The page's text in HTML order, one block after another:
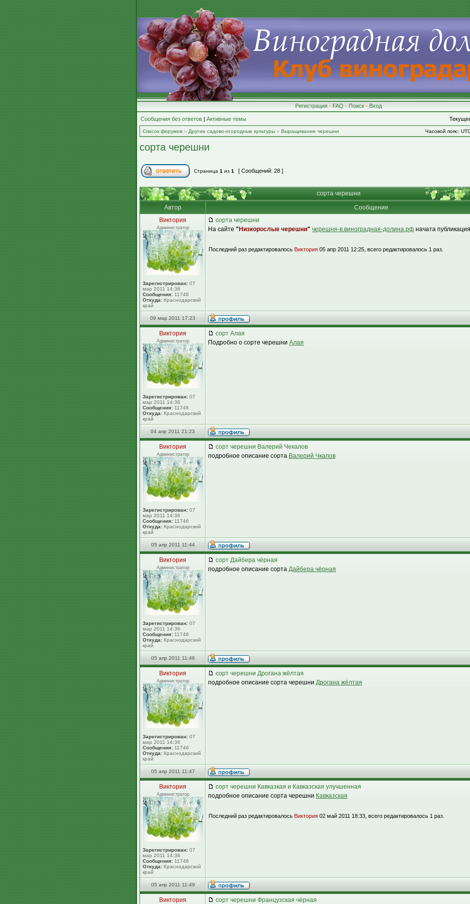
Регистрация • FAQ • Поиск • Вход
Сообщения без ответов | Активные темы
Список форумов » Другие садово-огородные культуры » Выращивание черешни Часовой пояс:
сорта черешни
Страница 1 из 1 [ Сообщений: 28 ]
сорта черешни
Автор
Сообщение
Виктория
Администратор
Зарегистрирован: 07
мар 2011 14:36
Сообщения: 11746
Откуда: Краснодарский
край
сорта черешни
На сайте " Низкорослые черешни" черешня-в.виноградная-долина.рф начата
Последний раз редактировалось Виктория 05 апр 2011 12:25, всего редактировалось 1 раз.
09 мар 2011 17:23
Виктория
Администратор
Зарегистрирован: 07
мар 2011 14:36
Сообщения: 11746
Откуда: Краснодарский
край
сорт Алая
Подробно о сорте черешни Алая
04 апр 2011 21:23
Виктория
Администратор
Зарегистрирован: 07
мар 2011 14:36
Сообщения: 11746
Откуда: Краснодарский
край
сорт черешни Валерий Чекалов
подробное описание сорта Валерий Чкалов
05 апр 2011 11:44
Виктория
Администратор
Зарегистрирован: 07
мар 2011 14:36
Сообщения: 11746
Откуда: Краснодарский
край
сорт Дайбера чёрная
подробное описание сорта Дайбера чёрная
05 апр 2011 11:46
Виктория
Администратор
Зарегистрирован: 07
мар 2011 14:36
Сообщения: 11746
Откуда: Краснодарский
край
сорт черешни Дрогана жёлтая
подробное описание сорта черешни Дрогана жёлтая
05 апр 2011 11:47
Виктория
Администратор
Зарегистрирован: 07
мар 2011 14:36
Сообщения: 11746
Откуда: Краснодарский
край
сорт черешни Кавказкая и Кавказская улучшенная
подробное описание сорта черешни Кавказская
Последний раз редактировалось Виктория 02 май 2011 18:33, всего редактировалось 1 раз.
05 апр 2011 11:49
Виктория
сорт черешни Французская чёрная